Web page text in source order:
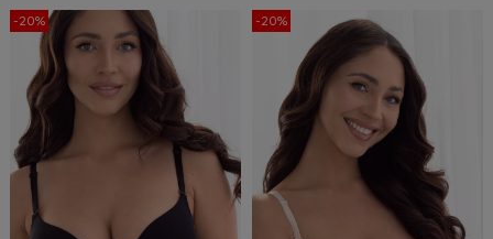
Do Koszyka »
Do Koszyka »
-20% -20%